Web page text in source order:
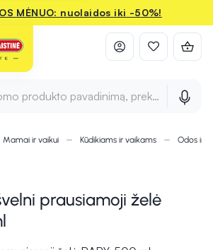
MĖNUO: nuolaidos iki -50%!
produkto pavadinimą, prekės ženklą ir
Mamai ir vaikui Kūdikiams ir vaikams Odos ir
prausiamoji želė